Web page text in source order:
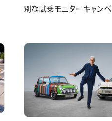
別な試乗モニターキャンペ